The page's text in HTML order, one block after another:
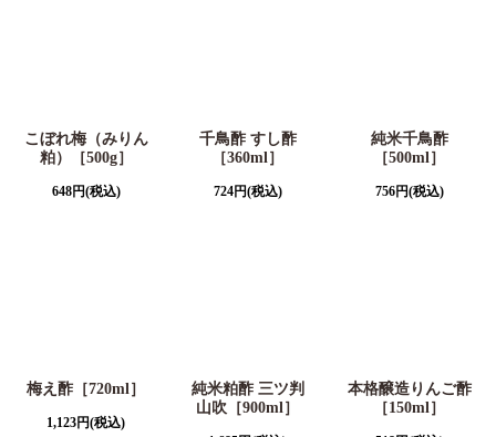
こぼれ梅（みりん
粕）［500g］
648円(税込)
千鳥酢 すし酢
［360ml］
724円(税込)
純米千鳥酢
［500ml］
756円(税込)
梅え酢［720ml］
1,123円(税込)
純米粕酢 三ツ判
山吹［900ml］
本格醸造りんご酢
［150ml］